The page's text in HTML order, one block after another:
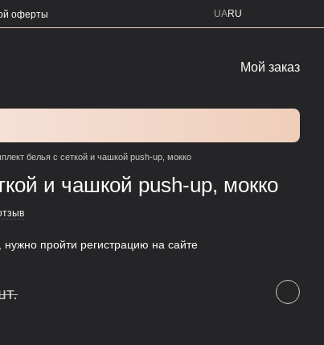
оферты UARU
Мой заказ
белья с сеткой и чашкой push-up, мокко
и чашкой push-up, мокко
нужно пройти регистрацию на сайте